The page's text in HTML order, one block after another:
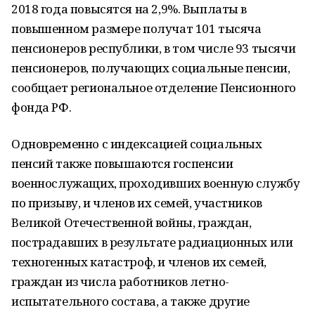
2018 года повысятся на 2,9%. Выплаты в
повышенном размере получат 101 тысяча
пенсионеров республики, в том числе 93 тысячи
пенсионеров, получающих социальные пенсии,
сообщает региональное отделение Пенсионного
фонда РФ.
Одновременно с индексацией социальных
пенсий также повышаются госпенсии
военнослужащих, проходивших военную службу
по призыву, и членов их семей, участников
Великой Отечественной войны, граждан,
пострадавших в результате радиационных или
техногенных катастроф, и членов их семей,
граждан из числа работников летно-
испытательного состава, а также другие